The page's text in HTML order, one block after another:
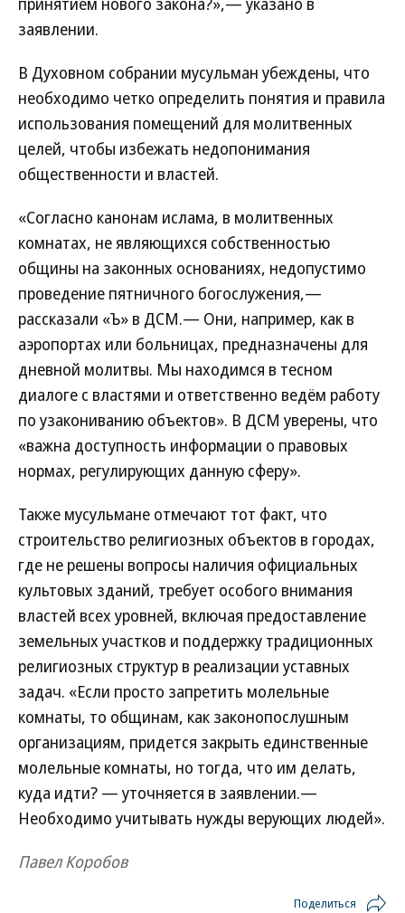
заявлении.
В Духовном собрании мусульман убеждены, что
необходимо четко определить понятия и правила
использования помещений для молитвенных
целей, чтобы избежать недопонимания
общественности и властей.
«Согласно канонам ислама, в молитвенных
комнатах, не являющихся собственностью
общины на законных основаниях, недопустимо
проведение пятничного богослужения,—
рассказали «Ъ» в ДСМ.— Они, например, как в
аэропортах или больницах, предназначены для
дневной молитвы. Мы находимся в тесном
диалоге с властями и ответственно ведём работу
по узакониванию объектов». В ДСМ уверены, что
«важна доступность информации о правовых
нормах, регулирующих данную сферу».
Также мусульмане отмечают тот факт, что
строительство религиозных объектов в городах,
где не решены вопросы наличия официальных
культовых зданий, требует особого внимания
властей всех уровней, включая предоставление
земельных участков и поддержку традиционных
религиозных структур в реализации уставных
задач. «Если просто запретить молельные
комнаты, то общинам, как законопослушным
организациям, придется закрыть единственные
молельные комнаты, но тогда, что им делать,
куда идти? — уточняется в заявлении.—
Необходимо учитывать нужды верующих людей».
Павел Коробов
Поделиться